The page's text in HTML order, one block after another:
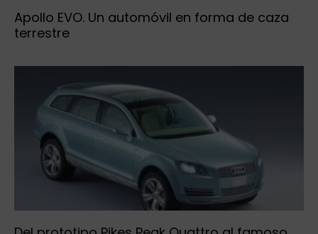
Apollo EVO. Un automóvil en forma de caza
terrestre